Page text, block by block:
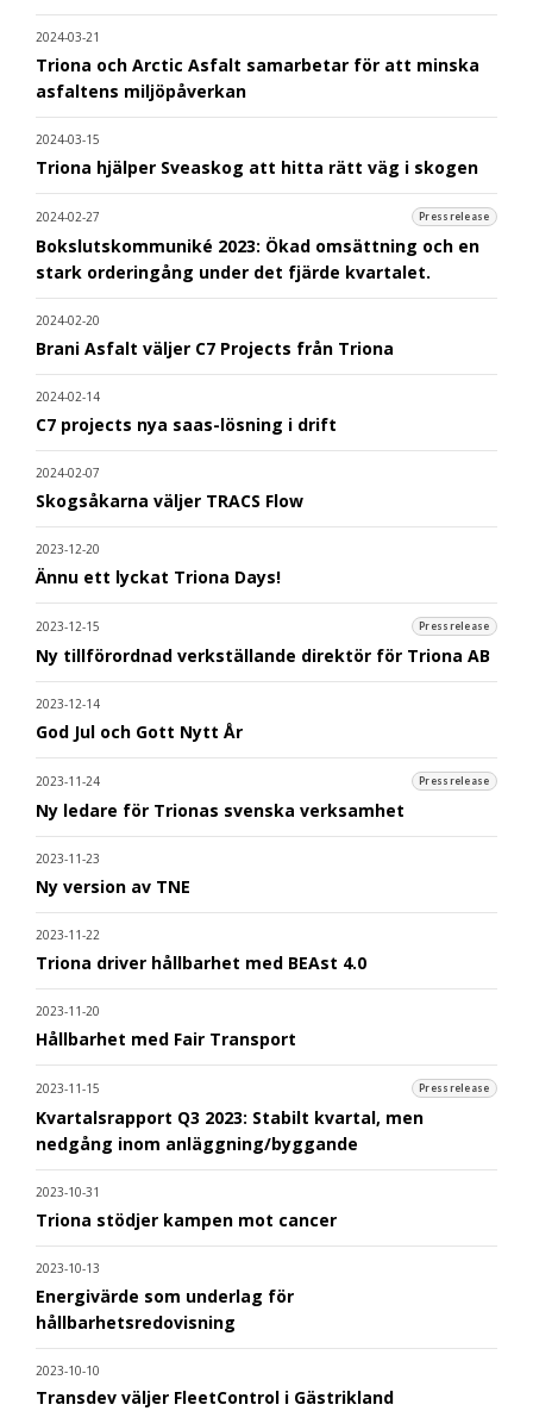
2024-03-21
Triona och Arctic Asfalt samarbetar för att minska
asfaltens miljöpåverkan
2024-03-15
Triona hjälper Sveaskog att hitta rätt väg i skogen
2024-02-27 Pressrelease
Bokslutskommuniké 2023: Ökad omsättning och en
stark orderingång under det fjärde kvartalet.
2024-02-20
Brani Asfalt väljer C7 Projects från Triona
2024-02-14
C7 projects nya saas-lösning i drift
2024-02-07
Skogsåkarna väljer TRACS Flow
2023-12-20
Ännu ett lyckat Triona Days!
2023-12-15 Pressrelease
Ny tillförordnad verkställande direktör för Triona AB
2023-12-14
God Jul och Gott Nytt År
2023-11-24 Pressrelease
Ny ledare för Trionas svenska verksamhet
2023-11-23
Ny version av TNE
2023-11-22
Triona driver hållbarhet med BEAst 4.0
2023-11-20
Hållbarhet med Fair Transport
2023-11-15 Pressrelease
Kvartalsrapport Q3 2023: Stabilt kvartal, men
nedgång inom anläggning/byggande
2023-10-31
Triona stödjer kampen mot cancer
2023-10-13
Energivärde som underlag för
hållbarhetsredovisning
2023-10-10
Transdev väljer FleetControl i Gästrikland